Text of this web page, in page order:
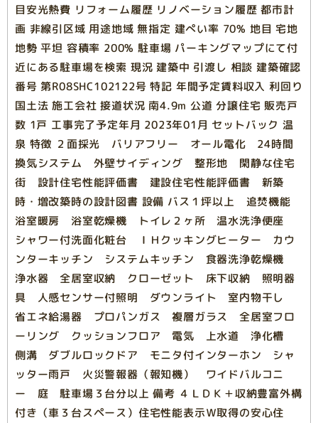
目安光熱費 リフォーム履歴 リノベーション履歴 都市計
画 非線引区域 用途地域 無指定 建ぺい率 70% 地目 宅地
地勢 平坦 容積率 200% 駐車場 パーキングマップにて付
近にある駐車場を検索 現況 建築中 引渡し 相談 建築確認
番号 第R08SHC102122号 特記 年間予定賃料収入 利回り
国土法 施工会社 接道状況 南4.9m 公道 分譲住宅 販売戸
数 1戸 工事完了予定年月 2023年01月 セットバック 温
泉 特徴 ２面採光 バリアフリー オール電化 24時間
換気システム 外壁サイディング 整形地 閑静な住宅
街 設計住宅性能評価書 建設住宅性能評価書 新築
時・増改築時の設計図書 設備 バス１坪以上 追焚機能
浴室暖房 浴室乾燥機 トイレ２ヶ所 温水洗浄便座
シャワー付洗面化粧台 ＩＨクッキングヒーター カウ
ンターキッチン システムキッチン 食器洗浄乾燥機
浄水器 全居室収納 クローゼット 床下収納 照明器
具 人感センサー付照明 ダウンライト 室内物干し
省エネ給湯器 プロパンガス 複層ガラス 全居室フロ
ーリング クッションフロア 電気 上水道 浄化槽
側溝 ダブルロックドア モニタ付インターホン シャ
ッター雨戸 火災警報器（報知機） ワイドバルコニ
ー 庭 駐車場３台分以上 備考 ４ＬＤＫ＋収納豊富外構
付き（車３台スペース）住宅性能表示Ｗ取得の安心住